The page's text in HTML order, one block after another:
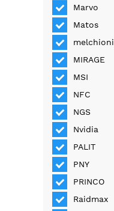
Marvo
Matos
melchioni
MIRAGE
MSI
NFC
NGS
Nvidia
PALIT
PNY
PRINCO
Raidmax